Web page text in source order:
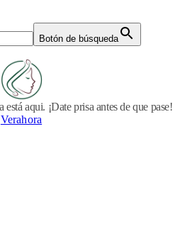
Botón de búsqueda
aqui. ¡Date prisa antes de que pase!
Verahora